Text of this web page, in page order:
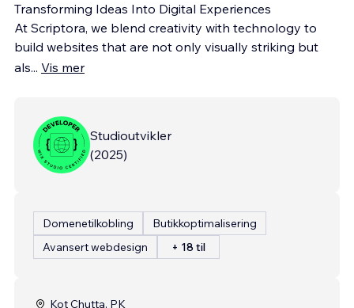
Transforming Ideas Into Digital Experiences
At Scriptora, we blend creativity with technology to
build websites that are not only visually striking but
als... Vis mer
Studioutvikler
(2025)
Domenetilkobling
Butikkoptimalisering
Avansert webdesign
+ 18 til
Kot Chutta, PK